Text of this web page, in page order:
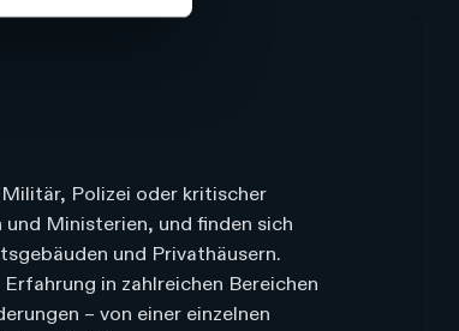
Polizei oder kritischer
Ministerien, und finden sich
und Privathäusern.
in zahlreichen Bereichen
– von einer einzelnen